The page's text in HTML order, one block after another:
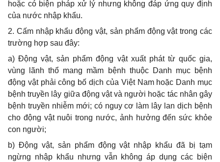
hoặc có biện pháp xử lý nhưng không đáp ứng quy định
của nước nhập khẩu.
2. Cấm nhập khẩu động vật, sản phẩm động vật trong các
trường hợp sau đây:
a) Động vật, sản phẩm động vật xuất phát từ quốc gia,
vùng lãnh thổ mang mầm bệnh thuộc Danh mục bệnh
động vật phải công bố dịch của Việt Nam hoặc Danh mục
bệnh truyền lây giữa động vật và người hoặc tác nhân gây
bệnh truyền nhiễm mới; có nguy cơ làm lây lan dịch bệnh
cho động vật nuôi trong nước, ảnh hưởng đến sức khỏe
con người;
b) Động vật, sản phẩm động vật nhập khẩu đã bị tạm
ngừng nhập khẩu nhưng vẫn không áp dụng các biện